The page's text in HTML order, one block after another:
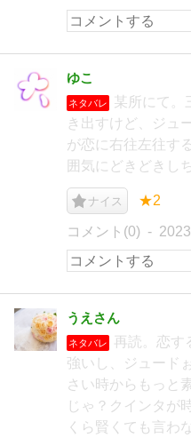
ゆこ
ネタバレ
某所にて。
き出すけど、ジュ
が恋に右往左往す
囲気にどきどきし
ナイス ★2
コメント(0)
うえさん
ネタバレ
再読。恋
強いし、ジュード
さい時からもっと
じゃ？クインタが
くら賢くても言わ